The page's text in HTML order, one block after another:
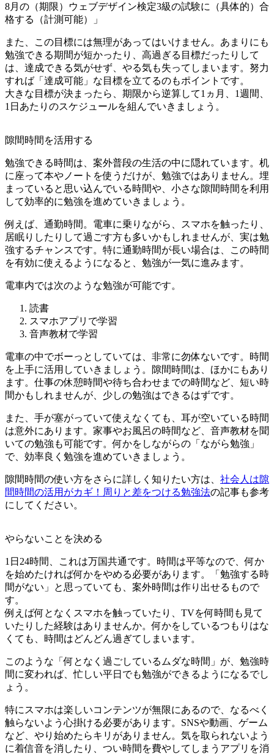
8月の（期限）ウェブデザイン検定3級の試験に（具体的）合
格する（計測可能）」
また、この目標には無理があってはいけません。あまりにも
勉強できる期間が短かったり、高過ぎる目標だったりして
は、達成できる気がせず、やる気も失ってしまいます。努力
すれば「達成可能」な目標を立てるのもポイントです。
大きな目標が決まったら、期限から逆算して1ヵ月、1週間、
1日あたりのスケジュールを組んでいきましょう。
隙間時間を活用する
勉強できる時間は、案外普段の生活の中に隠れています。机
に座って本やノートを使うだけが、勉強ではありません。埋
まっていると思い込んでいる時間や、小さな隙間時間を利用
して効率的に勉強を進めていきましょう。
例えば、通勤時間。電車に乗りながら、スマホを触ったり、
居眠りしたりして過ごす方も多いかもしれませんが、実は勉
強するチャンスです。特に通勤時間が長い場合は、この時間
を有効に使えるようになると、勉強が一気に進みます。
電車内では次のような勉強が可能です。
読書
スマホアプリで学習
音声教材で学習
電車の中でボーっとしていては、非常に勿体ないです。時間
を上手に活用していきましょう。隙間時間は、ほかにもあり
ます。仕事の休憩時間や待ち合わせまでの時間など、短い時
間かもしれませんが、少しの勉強はできるはずです。
また、手が塞がっていて使えなくても、耳が空いている時間
は意外にあります。家事やお風呂の時間など、音声教材を聞
いての勉強も可能です。何かをしながらの「ながら勉強」
で、効率良く勉強を進めていきましょう。
隙間時間の使い方をさらに詳しく知りたい方は、 社会人は隙
間時間の活用がカギ！周りと差をつける勉強法の記事も参考
にしてください。
やらないことを決める
1日24時間、これは万国共通です。時間は平等なので、何か
を始めたければ何かをやめる必要があります。「勉強する時
間がない」と思っていても、案外時間は作り出せるもので
す。
例えば何となくスマホを触っていたり、TVを何時間も見て
いたりした経験はありませんか。何かをしているつもりはな
くても、時間はどんどん過ぎてしまいます。
このような「何となく過ごしているムダな時間」が、勉強時
間に変われば、忙しい平日でも勉強ができるようになるでし
ょう。
特にスマホは楽しいコンテンツが無限にあるので、なるべく
触らないよう心掛ける必要があります。SNSや動画、ゲーム
など、やり始めたらキリがありません。気を取られないよう
に着信音を消したり、つい時間を費やしてしまうアプリを消